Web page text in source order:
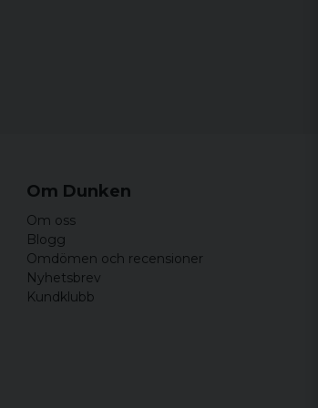
Om Dunken
Om oss
Blogg
Omdömen och recensioner
Nyhetsbrev
Kundklubb